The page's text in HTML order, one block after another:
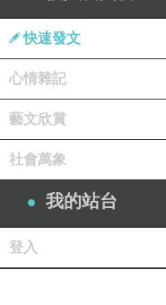
快速發文
心情雜記
藝文欣賞
社會萬象
我的站台
登入